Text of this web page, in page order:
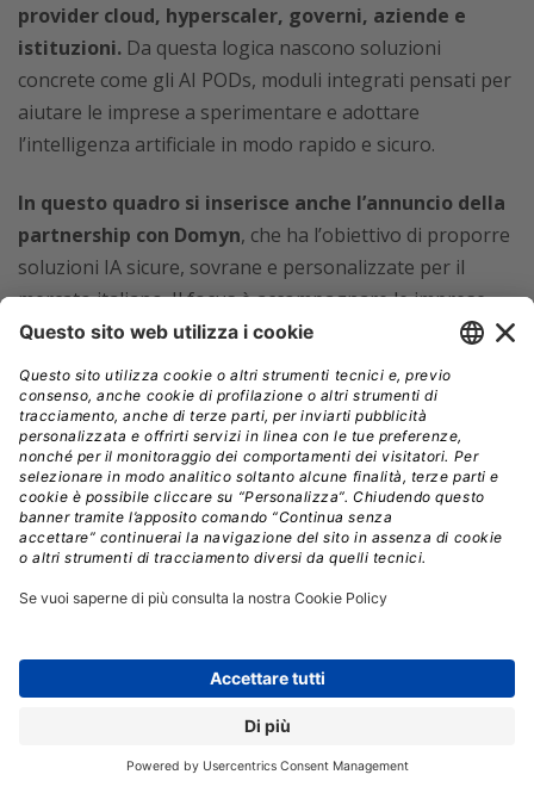
provider cloud, hyperscaler, governi, aziende e
istituzioni. Da questa logica nascono soluzioni
concrete come gli AI PODs, moduli integrati pensati per
aiutare le imprese a sperimentare e adottare
l’intelligenza artificiale in modo rapido e sicuro.
In questo quadro si inserisce anche l’annuncio della
partnership con Domyn, che ha l’obiettivo di proporre
soluzioni IA sicure, sovrane e personalizzate per il
mercato italiano. Il focus è accompagnare le imprese
nel percorso di adozione dell’AI,valorizzando la
protezione dei dati e la conformità normativa.
Agostino Santoni, Senior Vice President Cisco per il
Sud Europa, è intervenuto in collegamento da Parigi,
ampliando il discorso a livello continentale e
sottolineando come la formazione delle
competenze sia fondamentale.In un’Europa
geopolitici complessi, il concetto di sovranità digitale si
come partner chiave per accompagnare i Paesi
scala nazionale, sia internazionale, come nel caso dell’AI
Hub in Francia o della partnership Stargate negli